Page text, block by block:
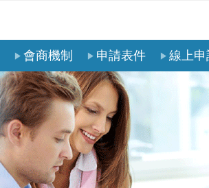
會商機制 申請表件 線上申